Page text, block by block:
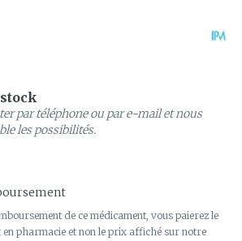
de ce médicament, vous paierez le
pharmacie et non le prix affiché sur notre
par téléphone ou par e-mail et nous
les possibilités.